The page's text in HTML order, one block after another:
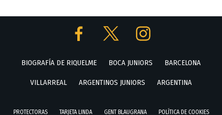
BIOGRAFÍA DE RIQUELME BOCA JUNIORS BARCELONA
VILLARREAL ARGENTINOS JUNIORS ARGENTINA
PROTECTORAS TARJETA LINDA GENT BLAUGRANA POLÍTICA DE COOKIES